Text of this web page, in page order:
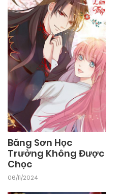
Băng Sơn Học
Trưởng Không Được
Chọc
06/11/2024